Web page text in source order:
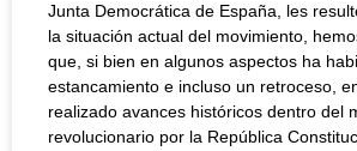
Junta Democrática de España, les
la situación actual del movimiento,
que, si bien en algunos aspectos ha
estancamiento e incluso un retroceso,
realizado avances históricos dentro del
revolucionario por la República